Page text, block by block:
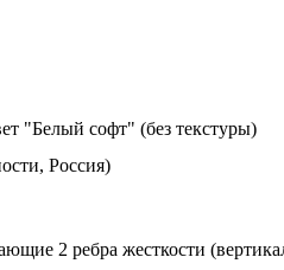
"Белый софт" (без текстуры)
Россия)
2 ребра жесткости